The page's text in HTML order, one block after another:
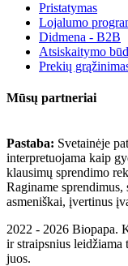
Pristatymas
Lojalumo
Didmena - B2B
Atsiskaitymo
Prekių
Mūsų partneriai
Pastaba: Svetainėje
interpretuojama kaip
klausimų sprendimo
Raginame sprendimus,
asmeniškai, įvertinus
2022 - 2026 Biopapa.
ir straipsnius leidžiama
juos.